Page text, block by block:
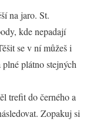
na jaro. St.
kde nepadají
se v ní můžeš i
plátno stejných
trefit do černého a
Zopakuj si